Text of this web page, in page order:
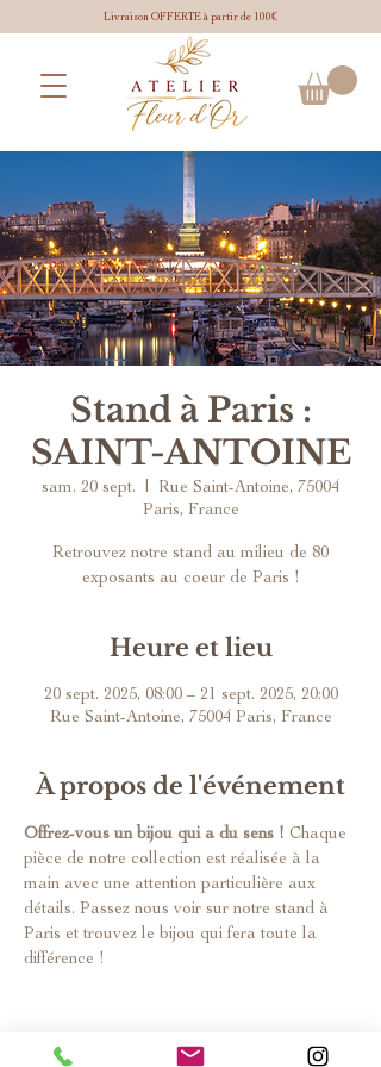
Livraison OFFERTE à partir de 100€
Stand à Paris :
SAINT-ANTOINE
sam. 20 sept.
Rue Saint-Antoine, 75004
Paris, France
Retrouvez notre stand au milieu de 80
exposants au coeur de Paris !
Heure et lieu
20 sept. 2025, 08:00 – 21 sept. 2025, 20:00
Rue Saint-Antoine, 75004 Paris, France
À propos de l'événement
Offrez-vous un bijou qui a du sens ! Chaque
pièce de notre collection est réalisée à la
main avec une attention particulière aux
détails. Passez nous voir sur notre stand à
Paris et trouvez le bijou qui fera toute la
différence !